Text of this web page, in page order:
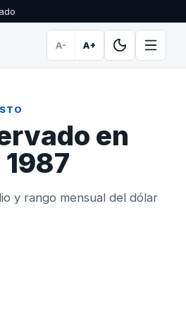
A- A+
en
y rango mensual del dólar